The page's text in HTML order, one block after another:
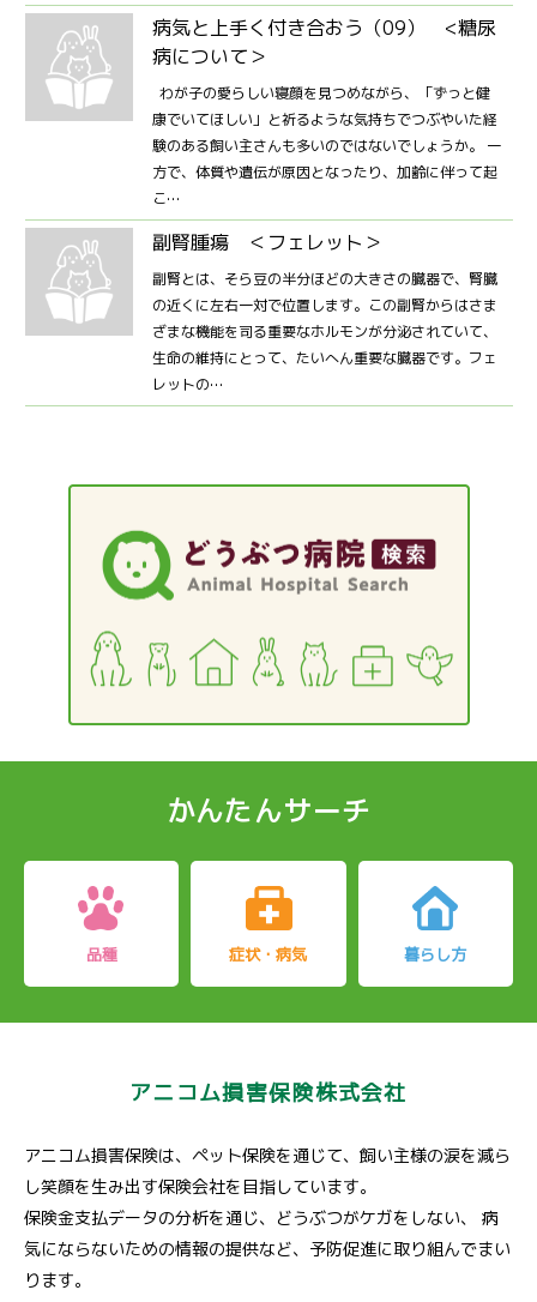
病気と上手く付き合おう（09） <糖尿
病について＞
わが子の愛らしい寝顔を見つめながら、「ずっと健
康でいてほしい」と祈るような気持ちでつぶやいた経
験のある飼い主さんも多いのではないでしょうか。 一
方で、体質や遺伝が原因となったり、加齢に伴って起
こ…
副腎腫瘍 ＜フェレット＞
副腎とは、そら豆の半分ほどの大きさの臓器で、腎臓
の近くに左右一対で位置します。この副腎からはさま
ざまな機能を司る重要なホルモンが分泌されていて、
生命の維持にとって、たいへん重要な臓器です。フェ
レットの…
かんたんサーチ
品種 症状・病気 暮らし方
アニコム損害保険株式会社
アニコム損害保険は、ペット保険を通じて、飼い主様の涙を減ら
し笑顔を生み出す保険会社を目指しています。
保険金支払データの分析を通じ、どうぶつがケガをしない、 病
気にならないための情報の提供など、予防促進に取り組んでまい
ります。